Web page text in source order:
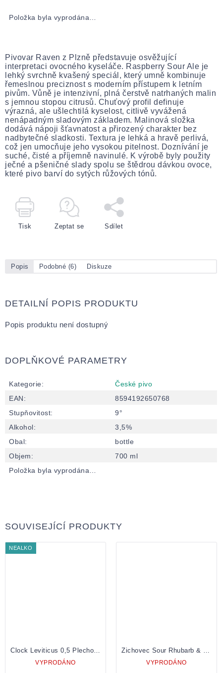
Položka byla vyprodána…
Pivovar Raven z Plzně představuje osvěžující
interpretaci ovocného kyseláče. Raspberry Sour Ale je
lehký svrchně kvašený speciál, který umně kombinuje
řemeslnou preciznost s moderním přístupem k letním
pivům. Vůně je intenzivní, plná čerstvě natrhaných malin
s jemnou stopou citrusů. Chuťový profil definuje
výrazná, ale ušlechtilá kyselost, citlivě vyvážená
nenápadným sladovým základem. Malinová složka
dodává nápoji šťavnatost a přirozený charakter bez
nadbytečné sladkosti. Textura je lehká a hravě perlivá,
což jen umocňuje jeho vysokou pitelnost. Doznívání je
suché, čisté a příjemně navinulé. K výrobě byly použity
ječné a pšeničné slady spolu se štědrou dávkou ovoce,
které pivo barví do sytých růžových tónů.
Tisk Zeptat se Sdílet
Popis Podobné (6) Diskuze
DETAILNÍ POPIS PRODUKTU
Popis produktu není dostupný
DOPLŇKOVÉ PARAMETRY
Kategorie:
České pivo
EAN:
8594192650768
Stupňovitost:
9°
Alkohol:
3,5%
Obal:
bottle
Objem:
700 ml
Položka byla vyprodána…
SOUVISEJÍCÍ PRODUKTY
NEALKO
VYPRODÁNO VYPRODÁNO